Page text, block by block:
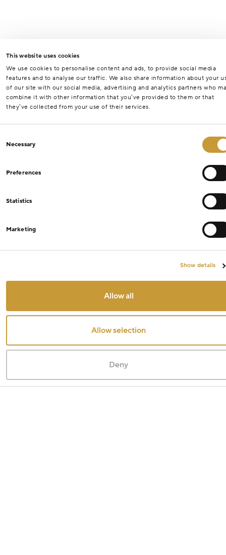
This website uses cookies
We use cookies to personalise content and ads, to provide social media
features and to analyse our traffic. We also share information about your
of our site with our social media, advertising and analytics partners who
combine it with other information that you’ve provided to them or that
they’ve collected from your use of their services.
Selection
Necessary
Preferences
Statistics
Marketing
Show details
Allow all
Allow selection
Deny